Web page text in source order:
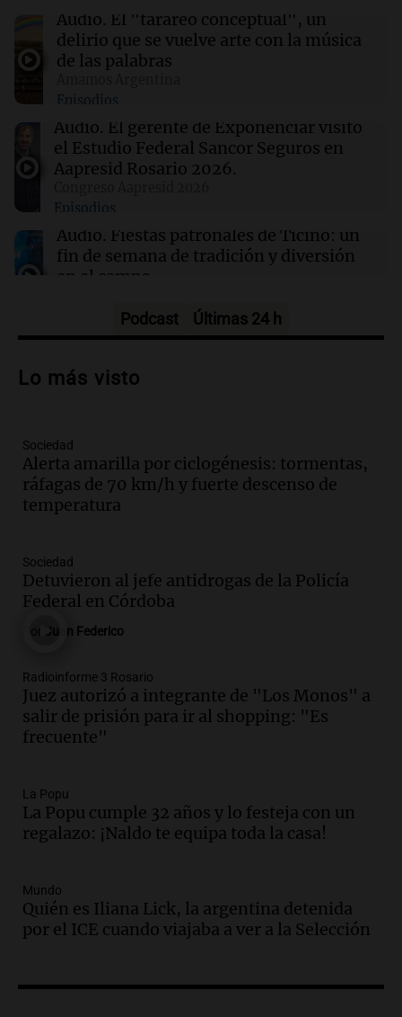
22:00 Sociedad
Buenos Aires se prepara para un frío extremo:
21:54 Mundo
Líderes indígenas guatemaltecos liberados
tras 15 meses de prisión sin juicio
Audio. El "tarareo conceptual", un
delirio que se vuelve arte con la música
de las palabras
Episodios
Audio. El gerente de Exponenciar visitó
el Estudio Federal Sancor Seguros en
Aapresid Rosario 2026.
Episodios
Audio. Fiestas patronales de Ticino: un
fin de semana de tradición y diversión
en el campo
Audio.Preparativos para la feria en La
de apertura
Audio.
lluvias, senadores manifiestan
oposición a ley de tierras
Panorama Federal
Audio.
centro de esquí Penitentes Park tras
siete años de cierre por falta de nieve
Episodios
Audio.Madres en Rosario piden por la
ley Joaquín.
Viva la Radio Rosario
Episodios
de hacienda: “Las tecnologías no
reemplazan el contacto con la gente”
La Argentina, hoy
Audio.
un pozo de 17 metros en Nueva Córdoba
Panorama Federal
Audio.Lanzamiento del Tigo 7 CSH: el
Podcast Últimas 24 h
Lo más visto
Sociedad
Alerta amarilla por ciclogénesis: tormentas,
ráfagas de 70 km/h y fuerte descenso de
temperatura
Sociedad
Detuvieron al jefe antidrogas de la Policía
Federal en Córdoba
Juan Federico
Radioinforme 3 Rosario
Juez autorizó a integrante de "Los Monos" a
salir de prisión para ir al shopping: "Es
frecuente"
La Popu
La Popu cumple 32 años y lo festeja con un
regalazo: ¡Naldo te equipa toda la casa!
Mundo
Quién es Iliana Lick, la argentina detenida
por el ICE cuando viajaba a ver a la Selección